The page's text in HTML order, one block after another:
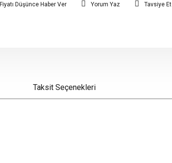
Fiyatı Düşünce Haber Ver Yorum Yaz Tavsiye Et
Taksit Seçenekleri